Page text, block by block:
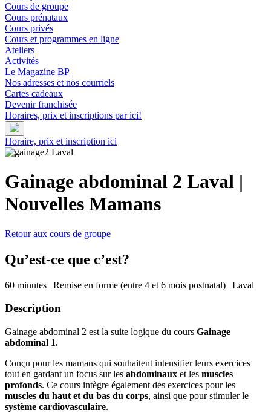
Cours de groupe
Cours prénataux
Cours privés
Cours et programmes en ligne
Ateliers
Activités
Le Magazine BP
Nos adresses et nos courriels
Cartes cadeaux
Devenir franchisée
Horaires, prix et inscriptions par ici!
Horaire, prix et inscription ici
Gainage abdominal 2 Laval |
Nouvelles Mamans
Retour aux cours de groupe
Qu’est-ce que c’est?
60 minutes | Remise en forme (entre 4 et 6 mois postnatal) | Laval
Description
Gainage abdominal 2 est la suite logique du cours Gainage
abdominal 1.
Conçu pour les mamans qui souhaitent intensifier leurs exercices
tout en gardant un focus sur les abdominaux et les muscles
profonds. Ce cours intègre également des exercices pour les
muscles du haut et du bas du corps, ainsi que pour stimuler le
système cardiovasculaire.